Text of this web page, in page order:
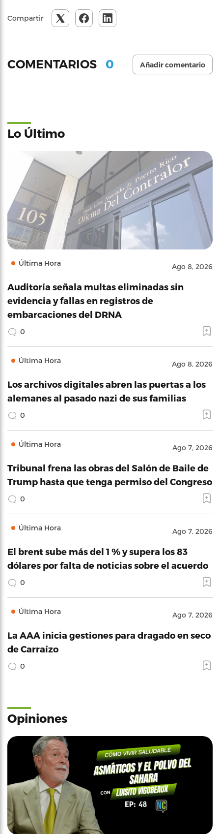
Compartir
COMENTARIOS 0 Añadir comentario
Lo Último
Última Hora Ago 8, 2026
Auditoría señala multas eliminadas sin
evidencia y fallas en registros de
embarcaciones del DRNA
0
Última Hora Ago 8, 2026
Los archivos digitales abren las puertas a los
alemanes al pasado nazi de sus familias
0
Última Hora Ago 7, 2026
Tribunal frena las obras del Salón de Baile de
Trump hasta que tenga permiso del Congreso
0
Última Hora Ago 7, 2026
El brent sube más del 1 % y supera los 83
dólares por falta de noticias sobre el acuerdo
0
Última Hora Ago 7, 2026
La AAA inicia gestiones para dragado en seco
de Carraízo
0
Opiniones